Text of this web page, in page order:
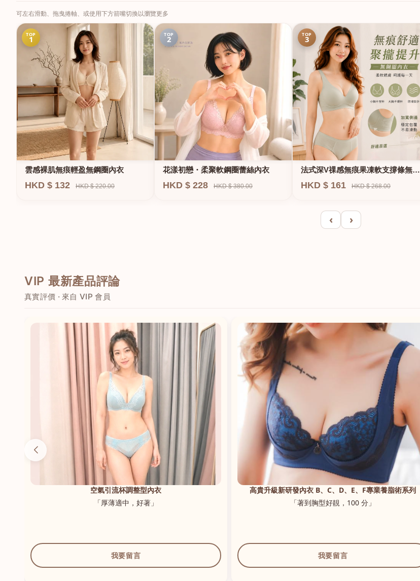
可左右滑動、拖曳捲軸、或使用下方箭嘴切換以瀏覽更多
TOP
1
雲感裸肌無痕輕盈無鋼圈內衣
HKD $ 132 HKD $ 220.00
TOP
2
花漾初戀・柔聚軟鋼圈蕾絲內衣
HKD $ 228 HKD $ 380.00
TOP
3
法式深V祼感無痕果凍軟支撐條無鋼
圈內衣
HKD $ 161 HKD $ 268.00
‹ ›
VIP 最新產品評論
真實評價 · 來自 VIP 會員
空氣引流杯調整型內衣
「厚薄適中，好著」
我要留言
高貴升級新研發內衣 B、C、D、E、F專業養脂術系列
「著到胸型好靚，100 分」
我要留言